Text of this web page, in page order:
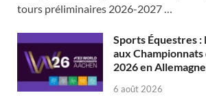
tours préliminaires 2026-2027 …
Sports Équestres
aux Championnats
2026 en Allemagne
6 août 2026